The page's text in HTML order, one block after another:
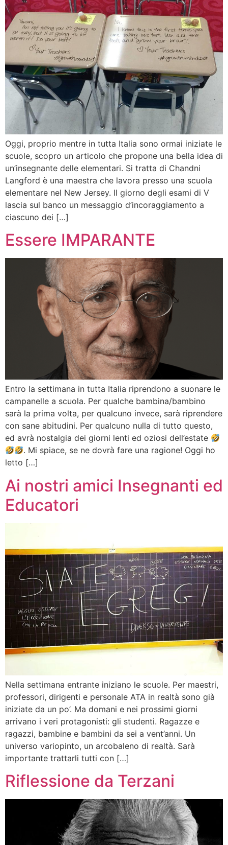
Oggi, proprio mentre in tutta Italia sono ormai iniziate le
scuole, scopro un articolo che propone una bella idea di
un’insegnante delle elementari. Si tratta di Chandni
Langford è una maestra che lavora presso una scuola
elementare nel New Jersey. Il giorno degli esami di V
lascia sul banco un messaggio d’incoraggiamento a
ciascuno dei […]
Essere IMPARANTE
Entro la settimana in tutta Italia riprendono a suonare le
campanelle a scuola. Per qualche bambina/bambino
sarà la prima volta, per qualcuno invece, sarà riprendere
con sane abitudini. Per qualcuno nulla di tutto questo,
ed avrà nostalgia dei giorni lenti ed oziosi dell’estate
. Mi spiace, se ne dovrà fare una ragione! Oggi ho
letto […]
Ai nostri amici Insegnanti ed
Educatori
Nella settimana entrante iniziano le scuole. Per maestri,
professori, dirigenti e personale ATA in realtà sono già
iniziate da un po’. Ma domani e nei prossimi giorni
arrivano i veri protagonisti: gli studenti. Ragazze e
ragazzi, bambine e bambini da sei a vent’anni. Un
universo variopinto, un arcobaleno di realtà. Sarà
importante trattarli tutti con […]
Riflessione da Terzani